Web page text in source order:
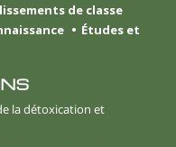
de classe
Études et
la détoxication et